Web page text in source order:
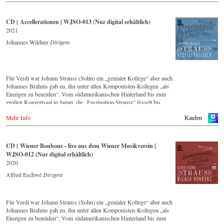
CD | Accellerationen | WJSO-013 (Nur digital erhältlich)
2021
Johannes Wildner Dirigent
Für Verdi war Johann Strauss (Sohn) ein „genialer Kollege“ aber auch
Johannes Brahms gab zu, ihn unter allen Komponisten-Kollegen „als
Einzigen zu beneiden“. Vom südamerikanischen Hinterland bis zum
großen Konzertsaal in Japan, die „Faszination Strauss“ fesselt bis
Die neue CD – eingespielt vom führenden Strauss-Ensemble in
vor bestehende Lebendigkeit, Genialität und Aktualität dieser Musik.
Diese Studio-Produktion entstand im Mai 2021 im Großen Saal des
Casino Baumgarten in Wien und bildet einen breiten Querschnitt über
das Repertoire, dass das Wiener Johann Strauss Orchester seit seiner
Gründung 1966 intensiv pflegt.
künstlerische Zusammenarbeit verbindet.
Kaufen
Mehr Info
CD | Wiener Bonbons - live aus dem Wiener Musikverein |
WJSO-012 (Nur digital erhältlich)
2020
Alfred Eschwé Dirigent
Für Verdi war Johann Strauss (Sohn) ein „genialer Kollege“ aber auch
Johannes Brahms gab zu, ihn unter allen Komponisten-Kollegen „als
Einzigen zu beneiden“. Vom südamerikanischen Hinterland bis zum